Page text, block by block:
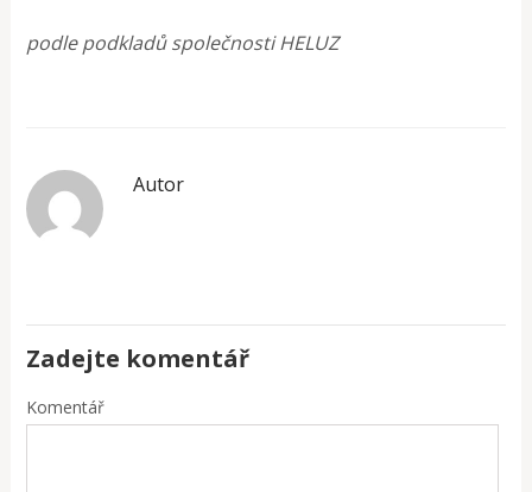
podle podkladů společnosti HELUZ
Autor
Zadejte komentář
Komentář